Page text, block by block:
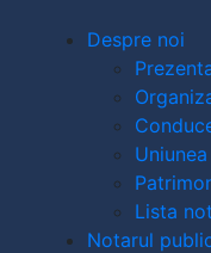
Despre noi
Lista
Notarul